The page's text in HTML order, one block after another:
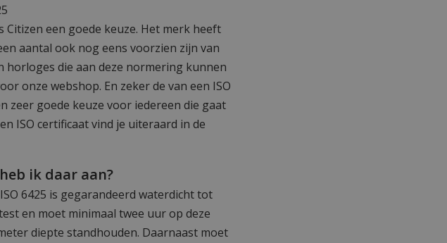
een goede keuze. Het merk heeft
aantal ook nog eens voorzien zijn van
horloges die aan deze normering kunnen
onze webshop. En zeker de van een ISO
zeer goede keuze voor iedereen die gaat
ISO certificaat vind je uiteraard in de
ik daar aan?
6425 is gegarandeerd waterdicht tot
en moet minimaal twee uur op deze
diepte standhouden. Daarnaast moet